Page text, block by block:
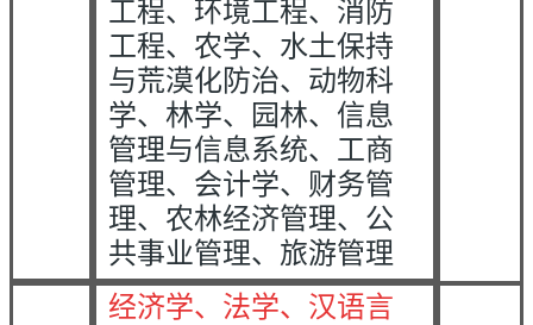
工程、环境工程、消防
工程、农学、水土保持
与荒漠化防治、动物科
学、林学、园林、信息
管理与信息系统、工商
管理、会计学、财务管
理、农林经济管理、公
共事业管理、旅游管理
经济学、法学、汉语言